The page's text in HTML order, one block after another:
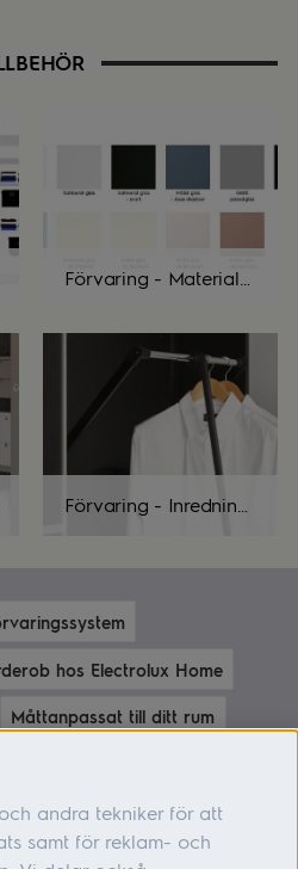
Förvaring - Materialöversikt
Förvaring - Inredningsdetaljer
hos Electrolux Home
Måttanpassat till ditt rum
andra tekniker för att
samt för reklam- och